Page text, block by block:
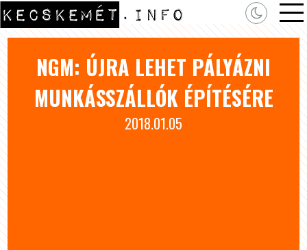
NGM: ÚJRA LEHET PÁLYÁZNI
MUNKÁSSZÁLLÓK ÉPÍTÉSÉRE
2018.01.05